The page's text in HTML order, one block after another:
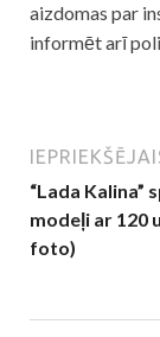
aizdomas par
informēt arī
“Lada Kalina”
modeļi ar 120
foto)